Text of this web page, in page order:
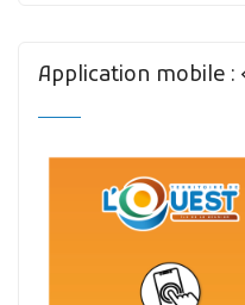
Application mobile :